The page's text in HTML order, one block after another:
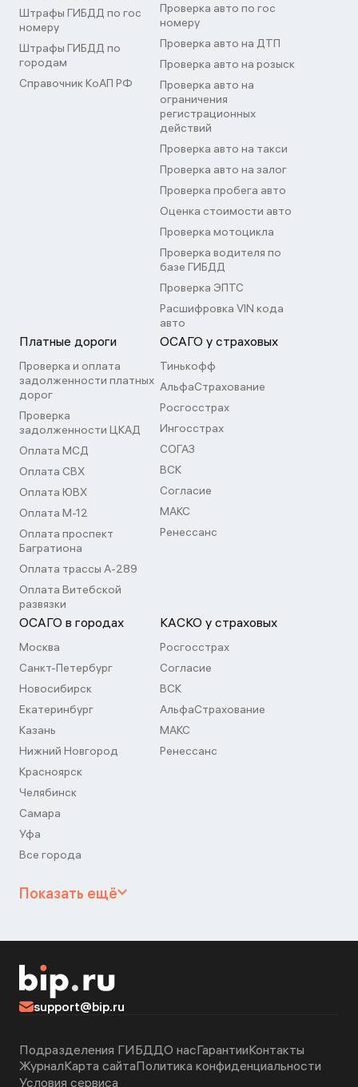
Штрафы ГИБДД по гос
номеру
Штрафы ГИБДД по
городам
Справочник КоАП РФ
Проверка авто по гос
номеру
Проверка авто на ДТП
Проверка авто на розыск
Проверка авто на
ограничения
регистрационных
действий
Проверка авто на такси
Проверка авто на залог
Проверка пробега авто
Оценка стоимости авто
Проверка мотоцикла
Проверка водителя по
базе ГИБДД
Проверка ЭПТС
Расшифровка VIN кода
авто
Платные дороги
Проверка и оплата
задолженности платных
дорог
Проверка
задолженности ЦКАД
Оплата МСД
Оплата СВХ
Оплата ЮВХ
Оплата М-12
Оплата проспект
Багратиона
Оплата трассы А-289
Оплата Витебской
развязки
ОСАГО у страховых
Тинькофф
АльфаСтрахование
Росгосстрах
Ингосстрах
СОГАЗ
ВСК
Согласие
МАКС
Ренессанс
ОСАГО в городах
Москва
Санкт-Петербург
Новосибирск
Екатеринбург
Казань
Нижний Новгород
Красноярск
Челябинск
Самара
Уфа
Все города
КАСКО у страховых
Росгосстрах
Согласие
ВСК
АльфаСтрахование
МАКС
Ренессанс
Показать ещё
support@bip.ru
Подразделения ГИБДДО насГарантииКонтакты
ЖурналКарта сайтаПолитика конфиденциальности
Условия сервиса